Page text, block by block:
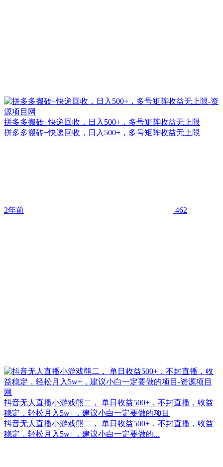
拼多多搬砖+快递回收，日入500+，多号矩阵收益无上限
拼多多搬砖+快递回收，日入500+，多号矩阵收益无上限
2年前 462
抖音无人直播小游戏熊二， 单日收益500+，不封直播，收益
稳定，轻松月入5w+，建议小白一定要做的项目
抖音无人直播小游戏熊二， 单日收益500+，不封直播，收益
稳定，轻松月入5w+，建议小白一定要做的...